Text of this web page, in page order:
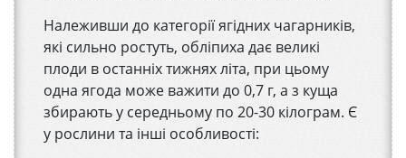
Належивши до категорії ягідних чагарників,
які сильно ростуть, обліпиха дає великі
плоди в останніх тижнях літа, при цьому
одна ягода може важити до 0,7 г, а з куща
збирають у середньому по 20-30 кілограм. Є
у рослини та інші особливості: